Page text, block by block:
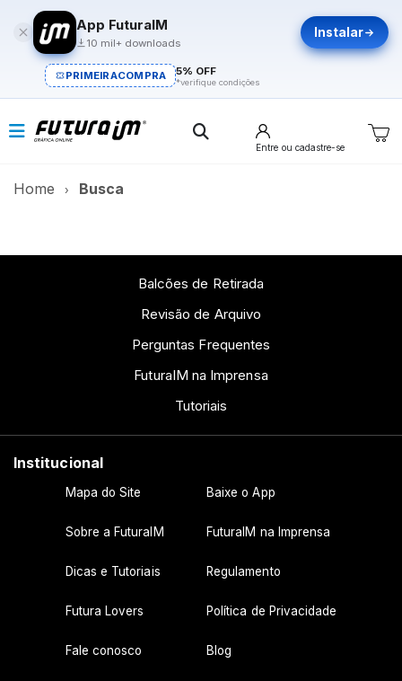
App FuturaIM
10 mil+ downloads
Instalar
PRIMEIRACOMPRA 5% OFF
*verifique condições
Entre ou cadastre-se
Home Busca
Balcões de Retirada
Revisão de Arquivo
Perguntas Frequentes
FuturaIM na Imprensa
Tutoriais
Institucional
Mapa do Site Baixe o App
Sobre a FuturaIM FuturaIM na Imprensa
Dicas e Tutoriais Regulamento
Futura Lovers Política de Privacidade
Fale conosco Blog